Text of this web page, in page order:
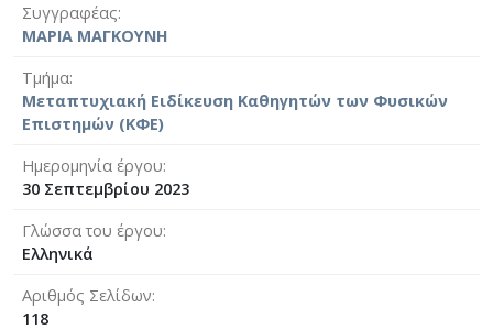
Συγγραφέας
ΜΑΡΙΑ ΜΑΓΚΟΥΝΗ
Τμήμα
Μεταπτυχιακή Ειδίκευση Καθηγητών των Φυσικών
Επιστημών (ΚΦΕ)
Ημερομηνία έργου
30 Σεπτεμβρίου 2023
Γλώσσα του έργου
Ελληνικά
Αριθμός Σελίδων
118